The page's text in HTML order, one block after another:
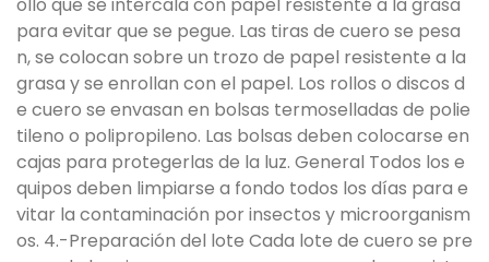
para evitar que se pegue. Las tiras de cuero se pesa
n, se colocan sobre un trozo de papel resistente a la
grasa y se enrollan con el papel. Los rollos o discos d
e cuero se envasan en bolsas termoselladas de polie
tileno o polipropileno. Las bolsas deben colocarse en
cajas para protegerlas de la luz. General Todos los e
quipos deben limpiarse a fondo todos los días para e
vitar la contaminación por insectos y microorganism
os. 4.-Preparación del lote Cada lote de cuero se pre